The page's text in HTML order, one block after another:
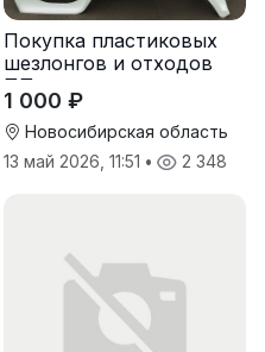
Покупка пластиковых
шезлонгов и отходов
ПП
1 000 ₽
Новосибирская область
13 май 2026, 11:51 • 2 348